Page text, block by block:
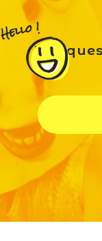
Des